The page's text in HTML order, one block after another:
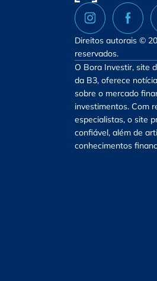
Direitos autorais ©
reservados.
O Bora Investir, site
da B3, oferece
sobre o mercado
investimentos. Com
especialistas, o site
confiável, além de
conhecimentos